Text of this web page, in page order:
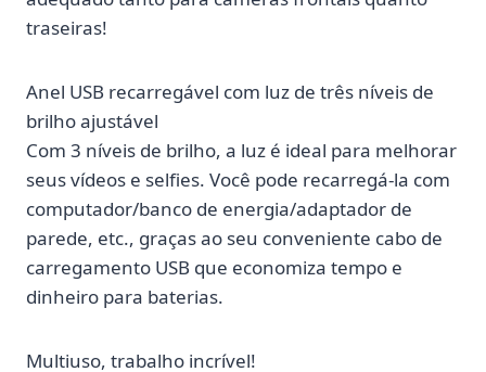
traseiras!
Anel USB recarregável com luz de três níveis de
brilho ajustável
Com 3 níveis de brilho, a luz é ideal para melhorar
seus vídeos e selfies. Você pode recarregá-la com
computador/banco de energia/adaptador de
parede, etc., graças ao seu conveniente cabo de
carregamento USB que economiza tempo e
dinheiro para baterias.
Multiuso, trabalho incrível!